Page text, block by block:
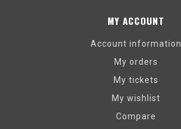
MY ACCOUNT
Account information
My orders
My tickets
My wishlist
Compare